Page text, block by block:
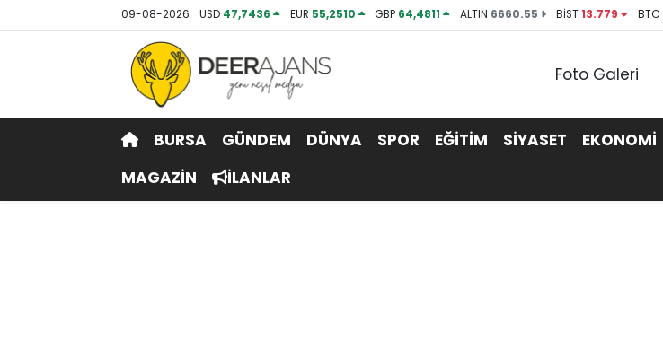
09-08-2026 USD 47,7436 EUR 55,2510 GBP 64,4811 ALTIN 6660.55 BİST13.779 BTC
Foto Galeri
BURSA GÜNDEM DÜNYA SPOR EĞİTİM SİYASET EKONOMİ
MAGAZİN
İLANLAR
Hava Durumu
Trafik Durumu
Tüm Manşetler